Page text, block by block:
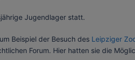
Jugendlager statt.
Beispiel der Besuch des Leipziger
Forum. Hier hatten sie die